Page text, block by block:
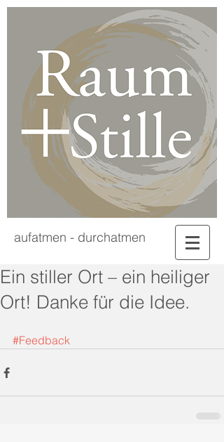
aufatmen - durchatmen
Ein stiller Ort – ein heiliger
Ort! Danke für die Idee.
#Feedback